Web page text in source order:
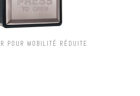
POUR MOBILITÉ RÉDUITE